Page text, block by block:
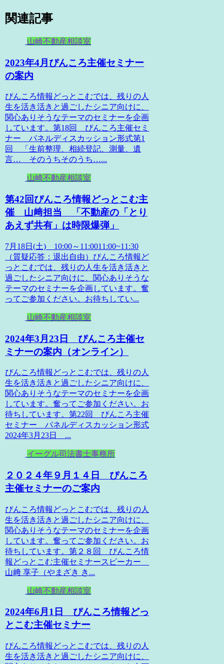
関連記事
山崎不動産相談室
2023年4月ぴんころ主催セミナー
の案内
ぴんころ情報どっとこむでは、残りの人
生を活き活きと過ごしたシニア向けに、
関心ありそうなテーマのセミナーを企画
しています。第18回 ぴんころ主催セミ
ナー パネルディスカッション形式第1
回 「生前整理、相続登記、測量、遺
言… そのうちそのうち…...
山崎不動産相談室
第42回ぴんころ情報どっとこむ主
催 山﨑担当 「不動産の「とり
あえず共有」は時限爆弾」
7月18日(土) 10:00～11:0011:00~11:30
（質疑応答：退出自由）ぴんころ情報ど
っとこむでは、残りの人生を活き活きと
過ごしたシニア向けに、関心ありそうな
テーマのセミナーを企画しています。奮
ってご参加ください。お待ちしてい...
山崎不動産相談室
2024年3月23日 ぴんころ主催セ
ミナーの案内（オンライン）
ぴんころ情報どっとこむでは、残りの人
生を活き活きと過ごしたシニア向けに、
関心ありそうなテーマのセミナーを企画
しています。奮ってご参加ください。お
待ちしています。第22回 ぴんころ主催
セミナー パネルディスカッション形式
2024年3月23日 ...
イーグル司法書士事務所
２０２４年９月１４日 ぴんころ
主催セミナーのご案内
ぴんころ情報どっとこむでは、残りの人
生を活き活きと過ごしたシニア向けに、
関心ありそうなテーマのセミナーを企画
しています。奮ってご参加ください。お
待ちしています。第２８回 ぴんころ情
報どっとこむ主催セミナースピーカー
山﨑 享子（やまざき き...
山崎不動産相談室
2024年6月1日 ぴんころ情報どっ
とこむ主催セミナー
ぴんころ情報どっとこむでは、残りの人
生を活き活きと過ごしたシニア向けに、